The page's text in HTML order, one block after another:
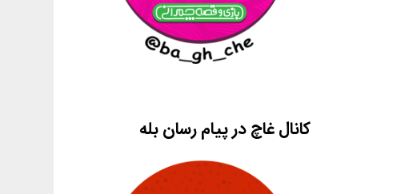
کانال غاچ در پیام رسان بله